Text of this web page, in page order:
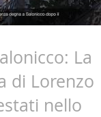
La
di Lorenzo
nello